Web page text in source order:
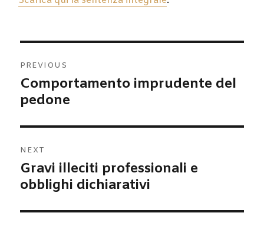
articoli
PREVIOUS
Previous
post:
Comportamento imprudente del
pedone
NEXT
Next
post:
Gravi illeciti professionali e
obblighi dichiarativi